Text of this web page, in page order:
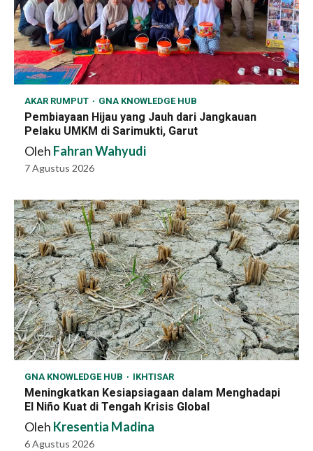
AKAR RUMPUT GNA KNOWLEDGE HUB
Pembiayaan Hijau yang Jauh dari Jangkauan
Pelaku UMKM di Sarimukti, Garut
Oleh Fahran Wahyudi
7 Agustus 2026
GNA KNOWLEDGE HUB IKHTISAR
Meningkatkan Kesiapsiagaan dalam Menghadapi
El Niño Kuat di Tengah Krisis Global
Oleh Kresentia Madina
6 Agustus 2026